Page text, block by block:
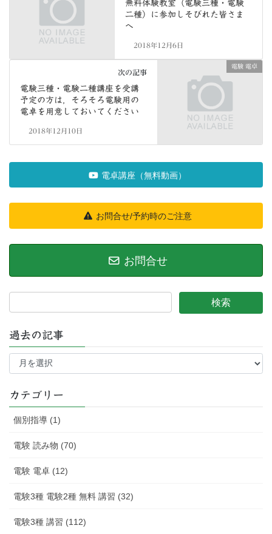
無料体験教室（電験三種・電験
二種）に参加しそびれた皆さま
へ
2018年12月6日
電験 電卓
次の記事
電験三種・電験二種講座を受講
予定の方は，そろそろ電験用の
電卓を用意しておいてください
2018年12月10日
電卓講座（無料動画）
お問合せ/予約時のご注意
お問合せ
過去の記事
過
記
カテゴリー
個別指導 (1)
電験 読み物 (70)
電験 電卓 (12)
電験3種 電験2種 無料 講習 (32)
電験3種 講習 (112)